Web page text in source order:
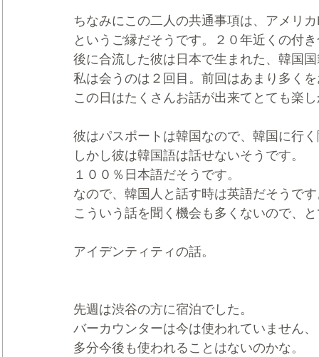
ちなみにこの二人の共通事項は、アメリ
というご縁だそうです。２０年近くの付
後に合流した彼は日本で生まれた、韓国
私は会うのは２回目。前回はあまり多く
この日はたくさんお話が出来てとても楽
彼はパスポートは韓国なので、韓国に行
しかし彼は韓国語は話せないそうです。
１００％日本語だそうです。
なので、韓国人と話す時は英語だそうで
こういう話を聞く機会も多くないので、
アイデンティティの話。
先週は渋谷の方に宿泊でした。
バーカウンターは今は使われていません、
多分今後も使われることはないのかな。